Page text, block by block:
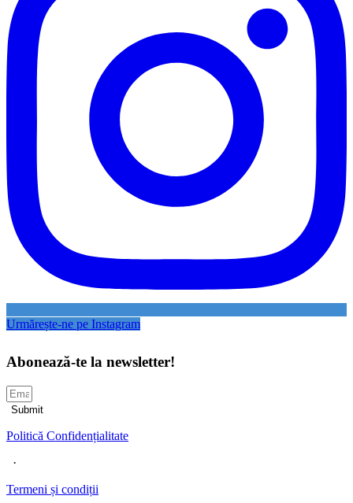
Urmărește-ne pe Instagram
Abonează-te la newsletter!
Submit
Politică Confidențialitate
·
Termeni și condiții